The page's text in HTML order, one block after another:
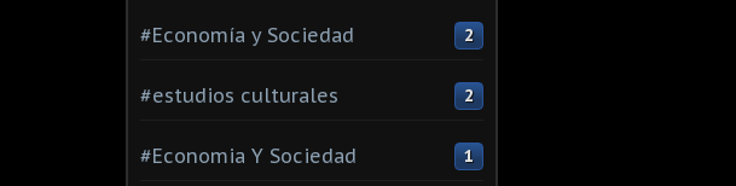
#Economía y Sociedad 2
#estudios culturales 2
#Economia Y Sociedad 1